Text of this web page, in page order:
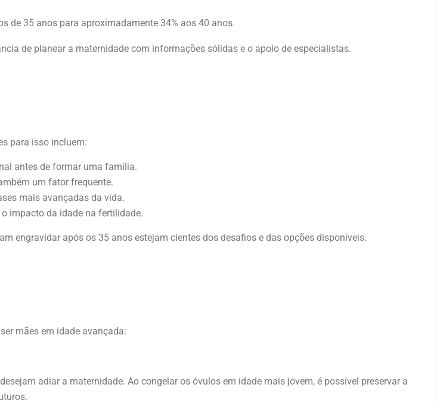
de 35 anos para aproximadamente 34% aos 40 anos.
de planear a maternidade com informações sólidas e o apoio de especialistas.
para isso incluem:
antes de formar uma família.
um fator frequente.
mais avançadas da vida.
impacto da idade na fertilidade.
engravidar após os 35 anos estejam cientes dos desafios e das opções disponíveis.
mães em idade avançada:
adiar a maternidade. Ao congelar os óvulos em idade mais jovem, é possível preservar a